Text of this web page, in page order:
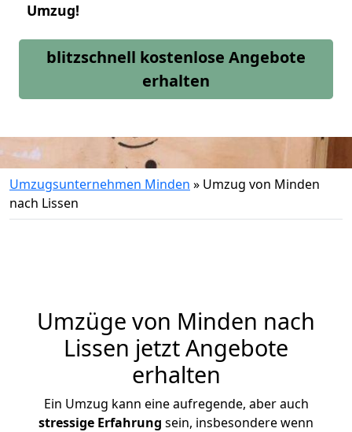
Umzug!
blitzschnell kostenlose Angebote
erhalten
Umzugsunternehmen Minden » Umzug von Minden
nach Lissen
Umzüge von Minden nach
Lissen jetzt Angebote
erhalten
Ein Umzug kann eine aufregende, aber auch
stressige Erfahrung sein, insbesondere wenn